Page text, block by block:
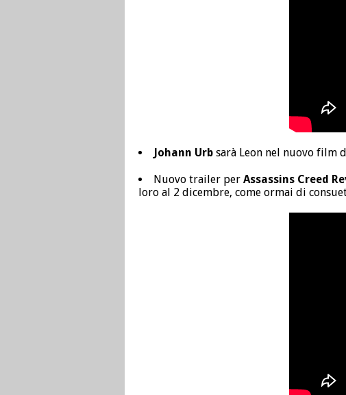
Johann Urb sarà Leon nel nuovo film
Nuovo trailer per Assassins Creed
loro al 2 dicembre, come ormai di